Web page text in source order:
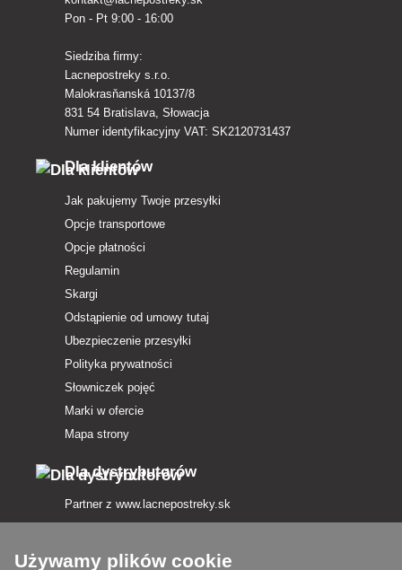
Pon - Pt 9:00 - 16:00
Siedziba firmy:
Lacnepostreky s.r.o.
Malokrasňanská 10137/8
831 54 Bratislava, Słowacja
Numer identyfikacyjny VAT: SK2120731437
Dla klientów
Jak pakujemy Twoje przesyłki
Opcje transportowe
Opcje płatności
Regulamin
Skargi
Odstąpienie od umowy tutaj
Ubezpieczenie przesyłki
Polityka prywatności
Słowniczek pojęć
Marki w ofercie
Mapa strony
Dla dystrybutorów
Partner z www.lacnepostreky.sk
Używamy plików cookie